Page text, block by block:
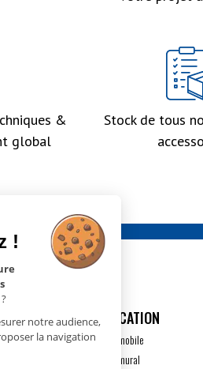
!
notre audience,
la navigation
&
global
Stock de tous
DÉSHUMIDIFICATION
Déshumidification mobile
Déshumidification mural